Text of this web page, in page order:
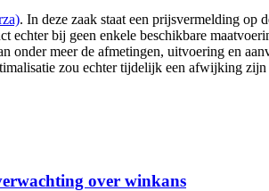
. In deze zaak staat een prijsvermelding op
echter bij geen enkele beschikbare
meer de afmetingen, uitvoering en
zou echter tijdelijk een afwijking
over winkans